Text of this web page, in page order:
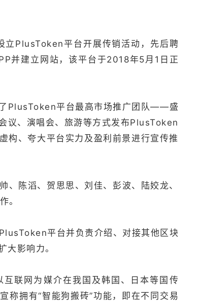
立PlusToken平台开展传销活动，先后聘
并建立网站，该平台于2018年5月1日正
PlusToken平台最高市场推广团队——盛
议、演唱会、旅游等方式发布PlusToken
构、夸大平台实力及盈利前景进行宣传推
陈滔、贺思思、刘佳、彭波、陆姣龙、
。
平台并负责介绍、对接其他区块
大影响力。
联网为媒介在我国及韩国、日本等国传
称拥有“智能狗搬砖”功能，即在不同交易